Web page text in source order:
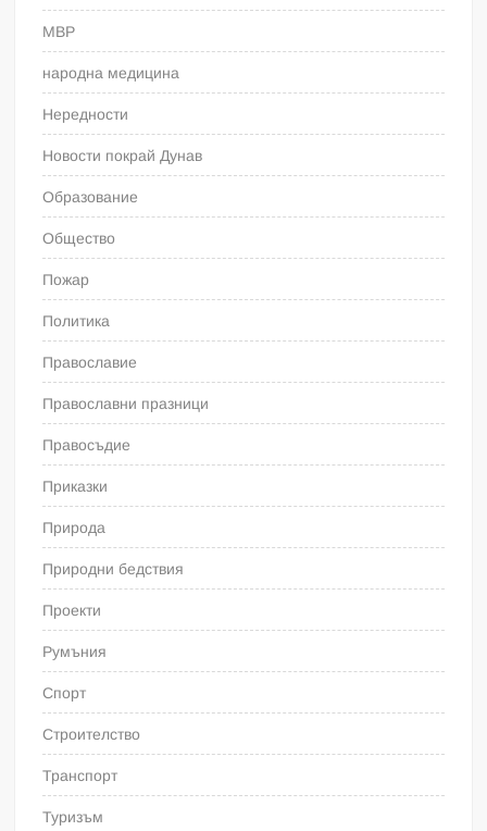
МВР
народна медицина
Нередности
Новости покрай Дунав
Образование
Общество
Пожар
Политика
Православие
Православни празници
Правосъдие
Приказки
Природа
Природни бедствия
Проекти
Румъния
Спорт
Строителство
Транспорт
Туризъм